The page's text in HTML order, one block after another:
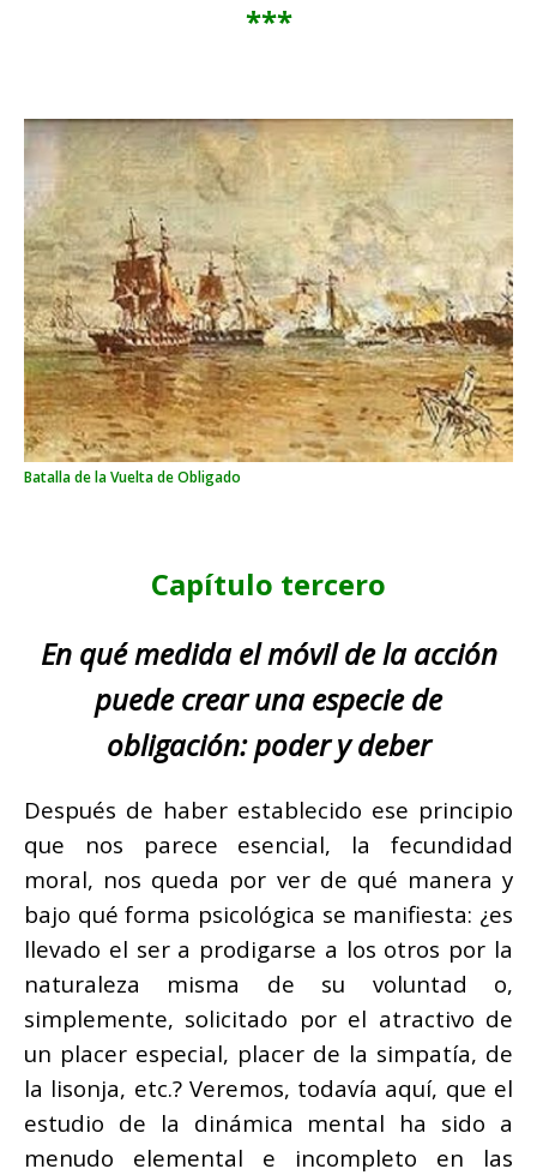
***
Batalla de la Vuelta de Obligado
Capítulo tercero
En qué medida el móvil de la acción
puede crear una especie de
obligación: poder y deber
Después de haber establecido ese principio
que nos parece esencial, la fecundidad
moral, nos queda por ver de qué manera y
bajo qué forma psicológica se manifiesta: ¿es
llevado el ser a prodigarse a los otros por la
naturaleza misma de su voluntad o,
simplemente, solicitado por el atractivo de
un placer especial, placer de la simpatía, de
la lisonja, etc.? Veremos, todavía aquí, que el
estudio de la dinámica mental ha sido a
menudo elemental e incompleto en las